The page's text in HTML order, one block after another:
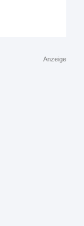
Anzeige